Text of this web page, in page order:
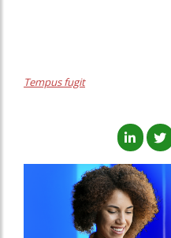
Tempus fugit